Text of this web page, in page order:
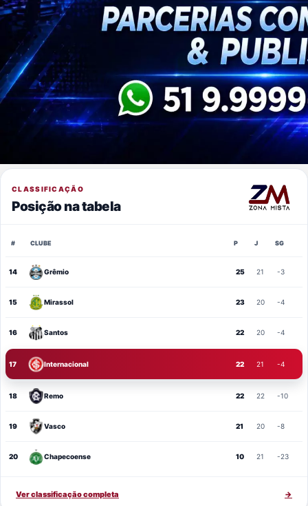
CLASSIFICAÇÃO
Posição na tabela
# CLUBE P J SG
14 Grêmio 25 21 -3
15 Mirassol 23 20 -4
16 Santos 22 20 -4
17 Internacional 22 21 -4
18 Remo 22 22 -10
19 Vasco 21 20 -8
20 Chapecoense 10 21 -23
Ver classificação completa →